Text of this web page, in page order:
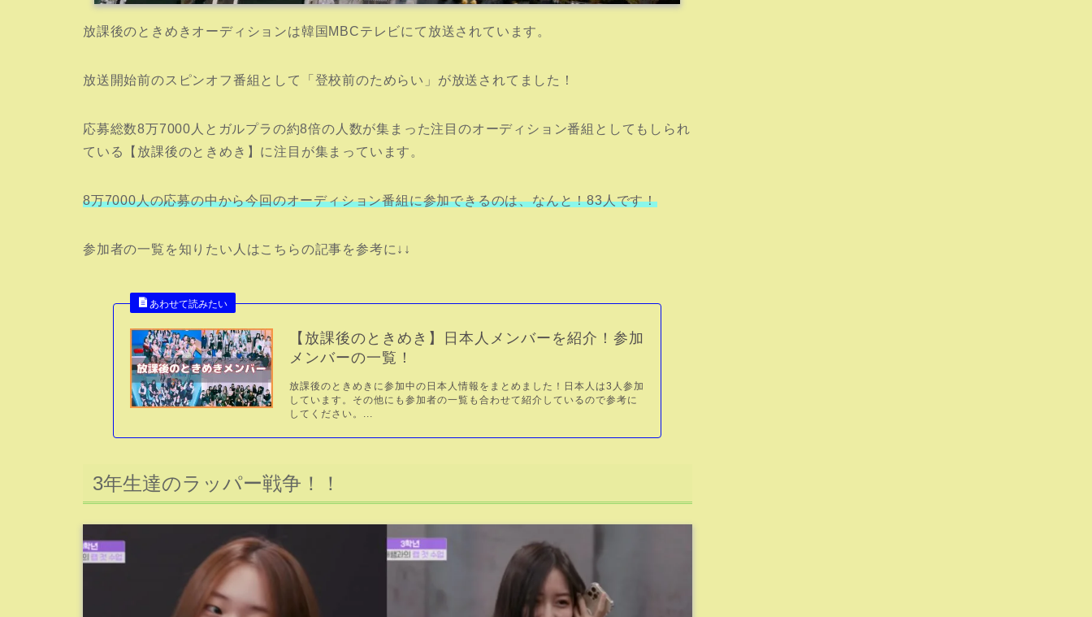
放課後のときめきオーディションは韓国MBCテレビにて放送されています。
放送開始前のスピンオフ番組として「登校前のためらい」が放送されてました！
応募総数8万7000人とガルプラの約8倍の人数が集まった注目のオーディション番組としてもしられ
ている【放課後のときめき】に注目が集まっています。
8万7000人の応募の中から今回のオーディション番組に参加できるのは、なんと！83人です！
参加者の一覧を知りたい人はこちらの記事を参考に↓↓
【放課後のときめき】日本人メンバーを紹介！参加
メンバーの一覧！
放課後のときめきに参加中の日本人情報をまとめました！日本人は3人参加
しています。その他にも参加者の一覧も合わせて紹介しているので参考に
してください。...
3年生達のラッパー戦争！！